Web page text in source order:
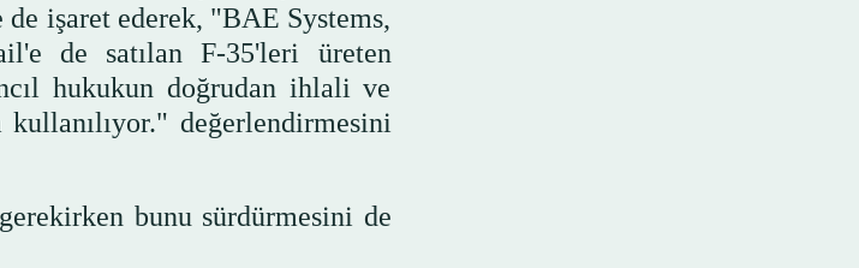
işaret ederek, "BAE Systems,
de satılan F-35'leri üreten
hukukun doğrudan ihlali ve
değerlendirmesini
bunu sürdürmesini de